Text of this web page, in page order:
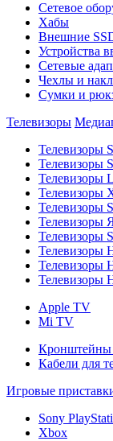
Сетевое
Хабы
Внешние
Устройства
Сетевые
Чехлы и
Сумки и
Телевизоры
Телевизоры
Телевизоры
Телевизоры
Телевизоры
Телевизоры
Телевизоры
Телевизоры
Телевизоры
Телевизоры
Телевизоры
Apple TV
Mi TV
Кронштейны
Кабели для
Игровые
Sony
Xbox